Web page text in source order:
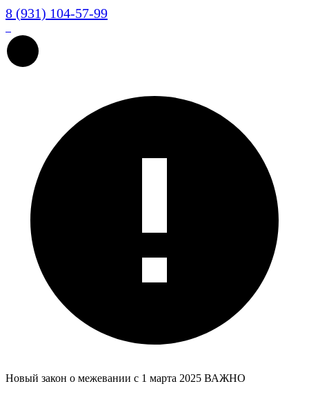
8 (931) 104-57-99
Новый закон о межевании с 1 марта 2025 ВАЖНО